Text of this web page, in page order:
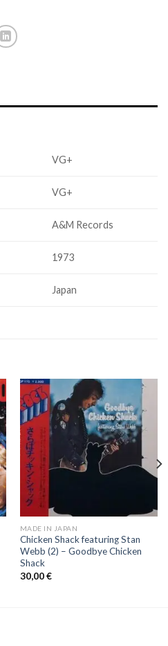
VG+
VG+
A&M Records
1973
Japan
MADE IN JAPAN
Chicken Shack featuring Stan
Webb (2) ‎– Goodbye Chicken
Shack
30,00€